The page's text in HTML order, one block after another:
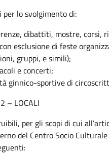
per lo svolgimento di:
dibattiti, mostre, corsi,
esclusione di feste
gruppi, e simili);
e concerti;
ginnico-sportive di
– LOCALI
per gli scopi di cui
del Centro Socio Culturale